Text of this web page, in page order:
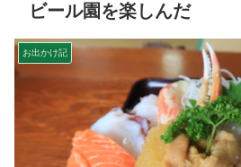
ビール園を楽しんだ
お出かけ記